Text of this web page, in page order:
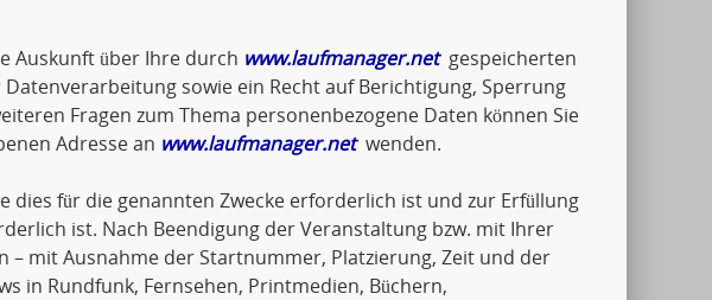
Auskunft über Ihre durch www.laufmanager.netgespeicherten
sowie ein Recht auf Berichtigung, Sperrung
Fragen zum Thema personenbezogene Daten können Sie
Adresse an www.laufmanager.netwenden.
dies für die genannten Zwecke erforderlich ist und zur Erfüllung
ist. Nach Beendigung der Veranstaltung bzw. mit Ihrer
– mit Ausnahme der Startnummer, Platzierung, Zeit und der
in Rundfunk, Fernsehen, Printmedien, Büchern,